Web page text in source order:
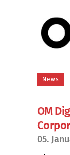
News
OM
05.